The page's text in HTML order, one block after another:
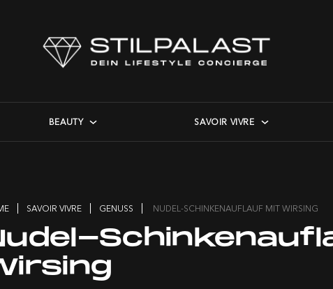
BEAUTY SAVOIR VIVRE
SAVOIR VIVRE GENUSS NUDEL-SCHINKENAUFLAUF MIT WIRSING